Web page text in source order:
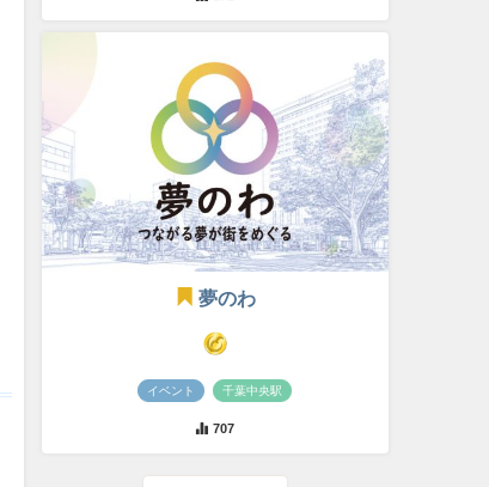
夢のわ
イベント 千葉中央駅
707